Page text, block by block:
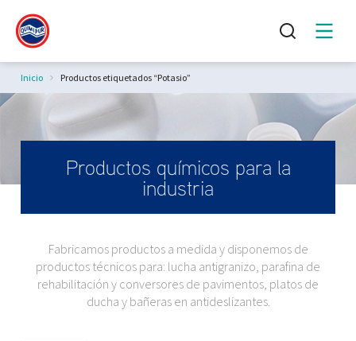
Estás aquí:
Inicio Productos etiquetados “Potasio”
Productos químicos para la
industria
Fabricamos productos a medida y disponemos de
productos técnicos para: lucha antigranizo, parafina de
rehabilitación y conversores de pavimentos, platos de
ducha y bañeras en antideslizantes.